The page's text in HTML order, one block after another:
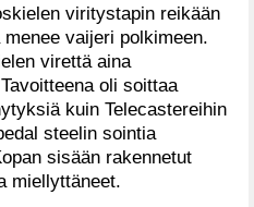
viritystapin reikään
vaijeri polkimeen.
virettä aina
oli soittaa
kuin Telecastereihin
steelin sointia
sisään rakennetut
miellyttäneet.